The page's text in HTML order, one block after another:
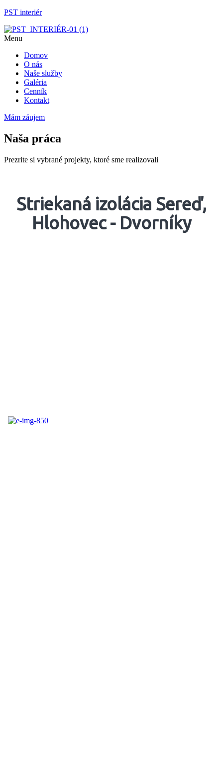
PST interiér
Menu
Domov
O nás
Naše služby
Galéria
Cenník
Kontakt
Mám záujem
Naša práca
Prezrite si vybrané projekty, ktoré sme realizovali
Striekaná izolácia Sereď,
Hlohovec - Dvorníky